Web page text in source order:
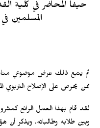
حيفا المحاضر في كلية
المسلمين
ثم يتبع ذلك عرض موضوعي
ممن يحرص على الإصلاح التربوي
لقد قام بهذا العمل الرائع
وبين طلابه وطالباته. ويذكر